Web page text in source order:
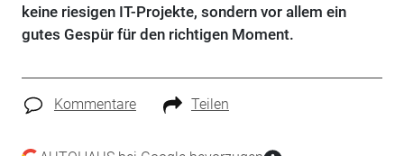
keine riesigen IT-Projekte, sondern vor allem ein
gutes Gespür für den richtigen Moment.
Kommentare Teilen